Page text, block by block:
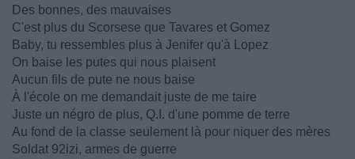
Des bonnes, des mauvaises
C'est plus du Scorsese que Tavares et Gomez
Baby, tu ressembles plus à Jenifer qu'à Lopez
On baise les putes qui nous plaisent
Aucun fils de pute ne nous baise
À l'école on me demandait juste de me taire
Juste un négro de plus, Q.I. d'une pomme de terre
Au fond de la classe seulement là pour niquer des mères
Soldat 92izi, armes de guerre